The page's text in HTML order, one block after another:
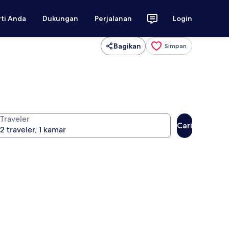
Anda Dukungan Perjalanan Login
Bagikan Simpan
Traveler
Cari